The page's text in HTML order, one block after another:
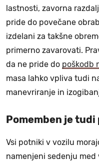
lastnosti, zavorna
pride do povečane
izdelani za takšne
primerno zavarovati.
da ne pride do poškodb
masa lahko vpliva tudi
manevriranje in
Pomemben je
Vsi potniki v vozilu
namenjeni sedenju